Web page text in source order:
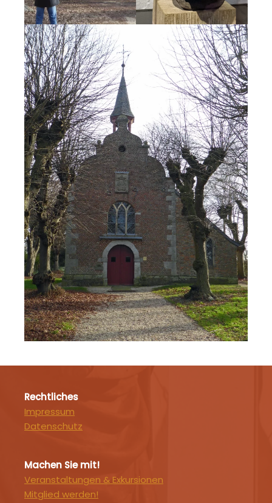
Rechtliches
Impressum
Datenschutz
Machen Sie mit!
Veranstaltungen & Exkursionen
Mitglied werden!